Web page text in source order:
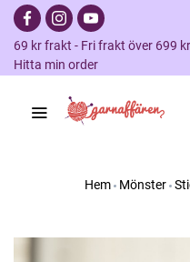
69 kr frakt - Fri frakt över 699
Hitta min order
Hem Mönster